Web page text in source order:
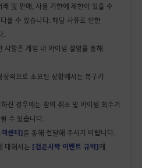
및 판매, 사용 기한에 제한이 있을 수
를 수 있습니다. 해당 사유로 인한
.
항은 게임 내 아이템 설명을 통해
적으로 소모된 상황에서는 복구가
신 경우에는 참여 취소 및 아이템 회수가
수 있습니다.
센터]를 통해 전달해 주시기 바랍니다.
대해서는 [검은사막 이벤트 규약]에